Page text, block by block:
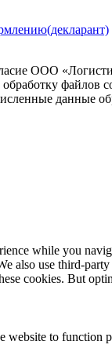
ООО
файлов
данные
while you
also use third-
cookies. But
website to